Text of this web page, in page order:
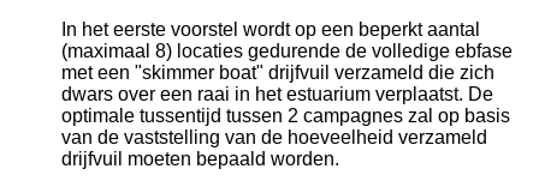
In het eerste voorstel wordt op een beperkt aantal
(maximaal 8) locaties gedurende de volledige ebfase
met een "skimmer boat" drijfvuil verzameld die zich
dwars over een raai in het estuarium verplaatst. De
optimale tussentijd tussen 2 campagnes zal op basis
van de vaststelling van de hoeveelheid verzameld
drijfvuil moeten bepaald worden.